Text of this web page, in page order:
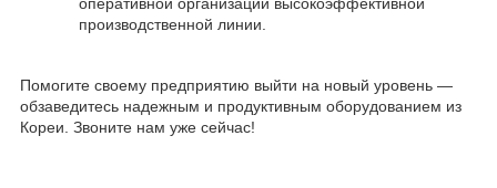
производственной линии.
Помогите своему предприятию выйти на новый уровень —
обзаведитесь надежным и продуктивным оборудованием из
Кореи. Звоните нам уже сейчас!